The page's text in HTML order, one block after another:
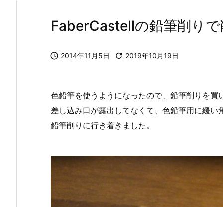
FaberCastellの鉛筆削り
 2014年11月5日  2019年10月19日
色鉛筆を使うようになったので、鉛筆削りを買
差し込み口が露出してなくて、色鉛筆用に緩
鉛筆削りに行き着きました。